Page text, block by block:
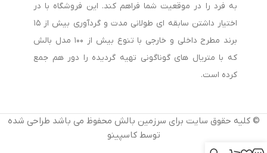
ارتفاع بالش باید متناسب با وضعیت خواب شما باشد. افرادی که به
پهلو می‌خوابند معمولاً به بالش بلندتر نیاز دارند، در حالی که
خوابیدن به پشت با بالش‌های متوسط راحت‌تر است.
وجود روکش قابل شست‌وشو می‌تواند به حفظ بهداشت و افزایش
به فرد را در موقعیت شما فراهم کند. این فروشگاه با در
اختیار داشتن سابقه ای طولانی مدت و گردآوری بیش از ۱۵
برند مطرح داخلی و خارجی با تنوع بیش از ۱۰۰ مدل بالش
که با متریال های گوناگونی تهیه گردیده را دور هم جمع
کرده است.
© کلیه حقوق سایت برای سرزمین بالش محفوظ می باشد طراحی شده
توسط کاسپینو